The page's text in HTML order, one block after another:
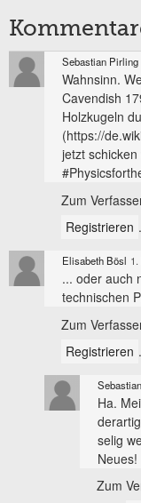
Sebastian Pirling
Wahnsinn.
Cavendish
Holzkugeln
(https://
jetzt
Zum
Registrieren .
Elisabeth Bösl
... oder auch
technischen
Zum
Registrieren .
Ha.
selig
Neues!
Zum